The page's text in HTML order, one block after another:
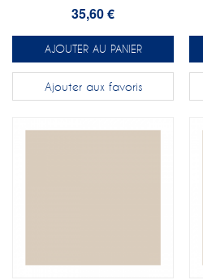
35,60 €
AJOUTER AU PANIER
Ajouter aux favoris